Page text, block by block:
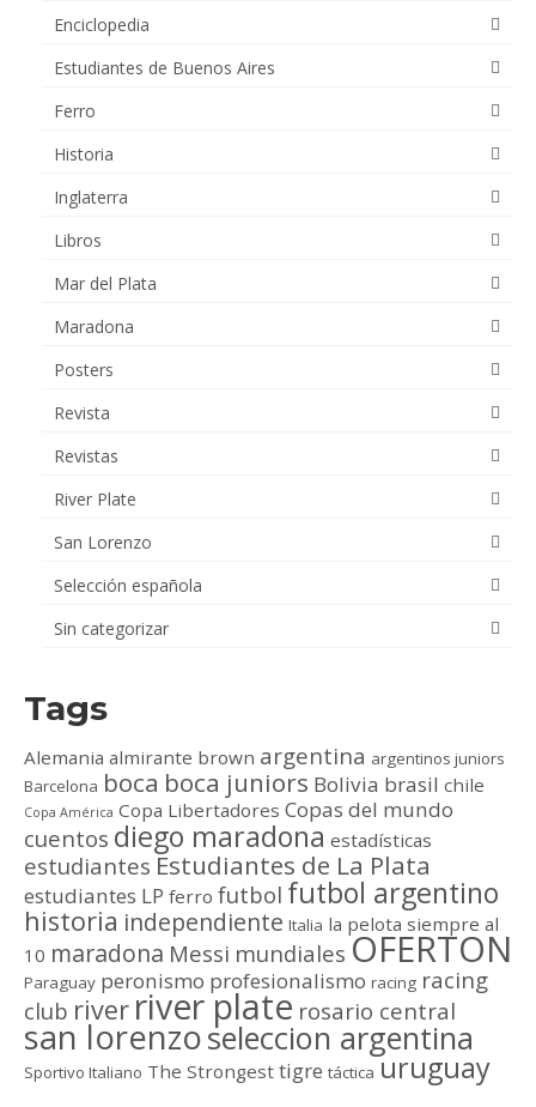
Enciclopedia
Estudiantes de Buenos Aires
Ferro
Historia
Inglaterra
Libros
Mar del Plata
Maradona
Posters
Revista
Revistas
River Plate
San Lorenzo
Selección española
Sin categorizar
Tags
Alemania almirante brown argentina argentinos juniors
Barcelona boca boca juniors Bolivia brasil chile
Copa América Copa Libertadores Copas del mundo
cuentos diego maradona estadísticas
estudiantes Estudiantes de La Plata
estudiantes LP ferro futbol futbol argentino
historia independiente Italia la pelota siempre al
10 maradona Messi mundiales OFERTON
Paraguay peronismo profesionalismo racing racing
club river river plate rosario central
san lorenzoseleccion argentina
Sportivo Italiano The Strongest tigre táctica uruguay